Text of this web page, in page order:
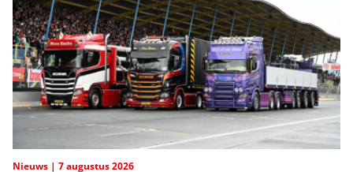
Nieuws 7 augustus 2026